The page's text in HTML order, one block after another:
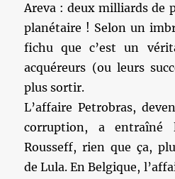
Areva : deux milliards de
planétaire ! Selon un
fichu que c’est un
acquéreurs (ou leurs
plus sortir.
L’affaire Petrobras,
corruption, a
Rousseff, rien que ça,
de Lula. En Belgique,